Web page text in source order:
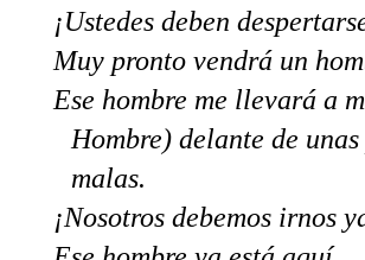
¡Ustedes deben
Muy pronto vendrá un
Ese hombre me llevará a
Hombre) delante de
malas.
¡Nosotros debemos irnos